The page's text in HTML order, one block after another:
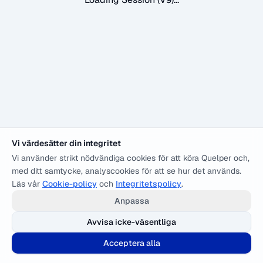
Vi värdesätter din integritet
Vi använder strikt nödvändiga cookies för att köra Quelper och,
med ditt samtycke, analyscookies för att se hur det används.
Läs vår Cookie-policy och Integritetspolicy.
Anpassa
Avvisa icke-väsentliga
Acceptera alla